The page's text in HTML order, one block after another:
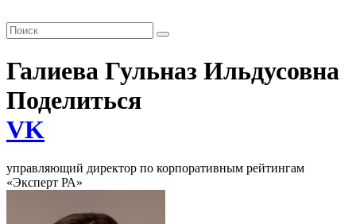
Галиева Гульназ Ильдусовна
Поделиться
VK
управляющий директор по корпоративным рейтингам
«Эксперт РА»